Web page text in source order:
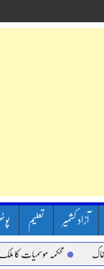
آزاد کشمیر تعلیم
محکمہ موسمیات کا ملک کے